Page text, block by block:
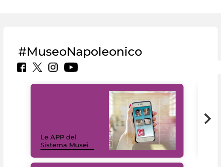
#MuseoNapoleonico
Le APP del
Sistema Musei